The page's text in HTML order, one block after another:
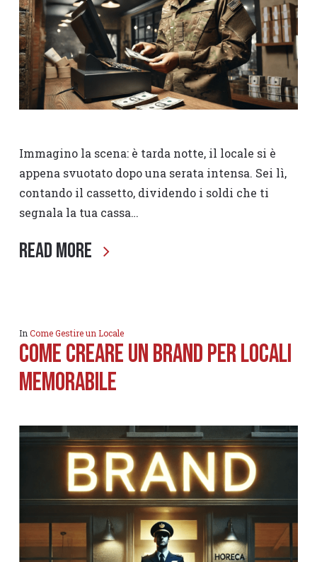
Immagino la scena: è tarda notte, il locale si è
appena svuotato dopo una serata intensa. Sei lì,
contando il cassetto, dividendo i soldi che ti
segnala la tua cassa…
Read More
In Come Gestire un Locale
Come Creare un Brand per locali
Memorabile